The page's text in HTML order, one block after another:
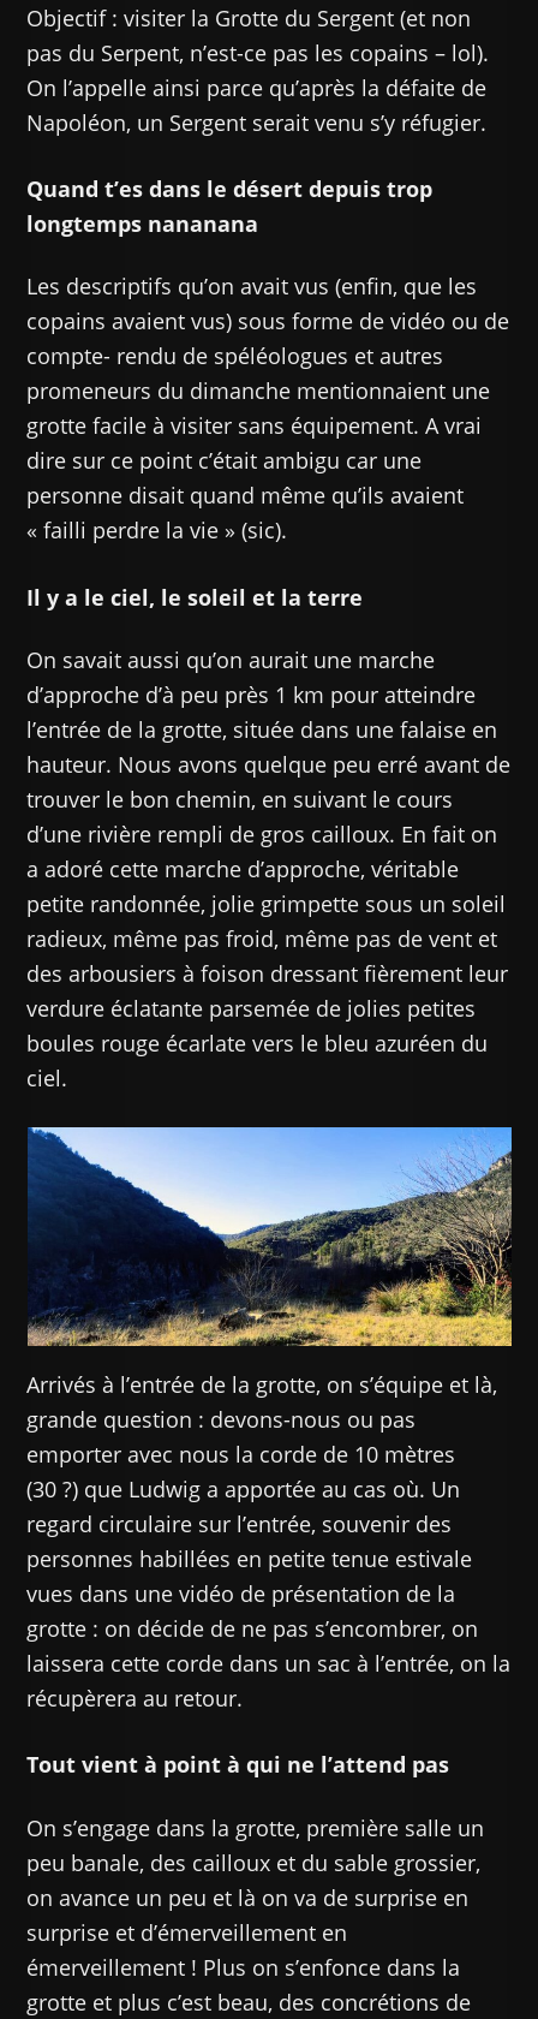
Objectif : visiter la Grotte du Sergent (et non
pas du Serpent, n’est-ce pas les copains – lol).
On l’appelle ainsi parce qu’après la défaite de
Napoléon, un Sergent serait venu s’y réfugier.
Quand t’es dans le désert depuis trop
longtemps nananana
Les descriptifs qu’on avait vus (enfin, que les
copains avaient vus) sous forme de vidéo ou de
compte- rendu de spéléologues et autres
promeneurs du dimanche mentionnaient une
grotte facile à visiter sans équipement. A vrai
dire sur ce point c’était ambigu car une
personne disait quand même qu’ils avaient
« failli perdre la vie » (sic).
Il y a le ciel, le soleil et la terre
On savait aussi qu’on aurait une marche
d’approche d’à peu près 1 km pour atteindre
l’entrée de la grotte, située dans une falaise en
hauteur. Nous avons quelque peu erré avant de
trouver le bon chemin, en suivant le cours
d’une rivière rempli de gros cailloux. En fait on
a adoré cette marche d’approche, véritable
petite randonnée, jolie grimpette sous un soleil
radieux, même pas froid, même pas de vent et
des arbousiers à foison dressant fièrement leur
verdure éclatante parsemée de jolies petites
boules rouge écarlate vers le bleu azuréen du
ciel.
Arrivés à l’entrée de la grotte, on s’équipe et là,
grande question : devons-nous ou pas
emporter avec nous la corde de 10 mètres
(30 ?) que Ludwig a apportée au cas où. Un
regard circulaire sur l’entrée, souvenir des
personnes habillées en petite tenue estivale
vues dans une vidéo de présentation de la
grotte : on décide de ne pas s’encombrer, on
laissera cette corde dans un sac à l’entrée, on la
récupèrera au retour.
Tout vient à point à qui ne l’attend pas
On s’engage dans la grotte, première salle un
peu banale, des cailloux et du sable grossier,
on avance un peu et là on va de surprise en
surprise et d’émerveillement en
émerveillement ! Plus on s’enfonce dans la
grotte et plus c’est beau, des concrétions de